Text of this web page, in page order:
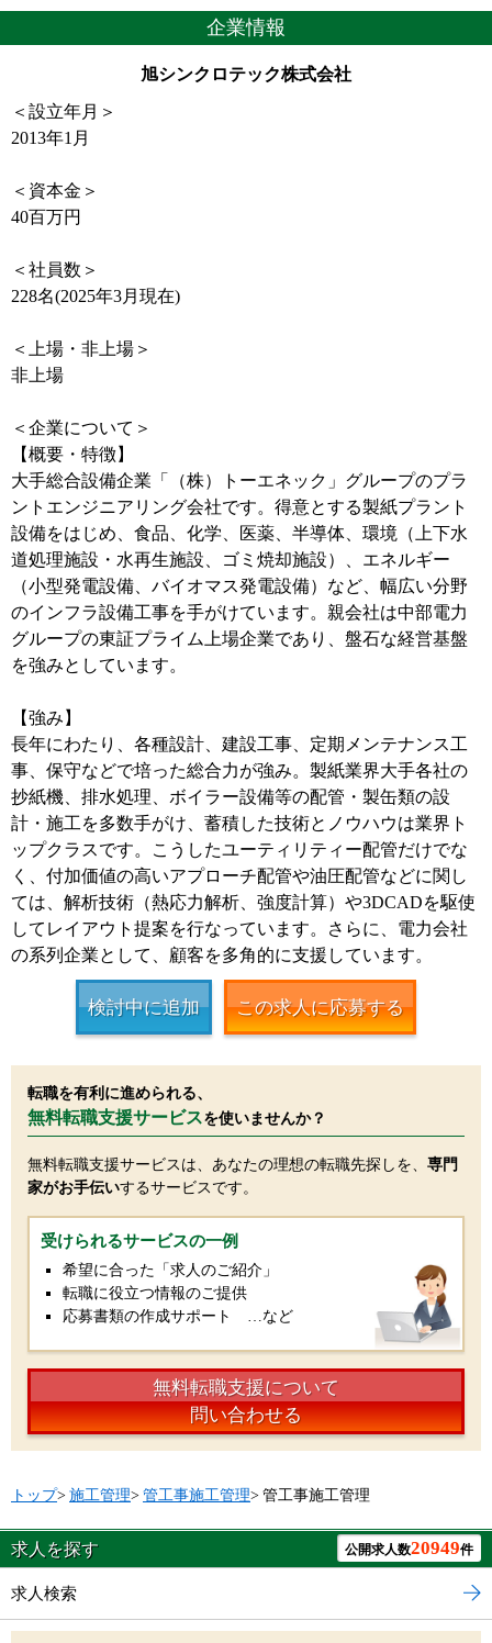
企業情報
旭シンクロテック株式会社
＜設立年月＞
2013年1月
＜資本金＞
40百万円
＜社員数＞
228名(2025年3月現在)
＜上場・非上場＞
非上場
＜企業について＞
【概要・特徴】
大手総合設備企業「（株）トーエネック」グループのプラ
ントエンジニアリング会社です。得意とする製紙プラント
設備をはじめ、食品、化学、医薬、半導体、環境（上下水
道処理施設・水再生施設、ゴミ焼却施設）、エネルギー
（小型発電設備、バイオマス発電設備）など、幅広い分野
のインフラ設備工事を手がけています。親会社は中部電力
グループの東証プライム上場企業であり、盤石な経営基盤
を強みとしています。
【強み】
長年にわたり、各種設計、建設工事、定期メンテナンス工
事、保守などで培った総合力が強み。製紙業界大手各社の
抄紙機、排水処理、ボイラー設備等の配管・製缶類の設
計・施工を多数手がけ、蓄積した技術とノウハウは業界ト
ップクラスです。こうしたユーティリティー配管だけでな
く、付加価値の高いアプローチ配管や油圧配管などに関し
ては、解析技術（熱応力解析、強度計算）や3DCADを駆使
してレイアウト提案を行なっています。さらに、電力会社
の系列企業として、顧客を多角的に支援しています。
検討中に追加 この求人に応募する
転職を有利に進められる、
無料転職支援サービスを使いませんか？
無料転職支援サービスは、あなたの理想の転職先探しを、 専門
家がお手伝いするサービスです。
受けられるサービスの一例
希望に合った「求人のご紹介」
転職に役立つ情報のご提供
応募書類の作成サポート …など
無料転職支援について
問い合わせる
トップ> 施工管理> 管工事施工管理> 管工事施工管理
求人を探す 公開求人数20949件
求人検索